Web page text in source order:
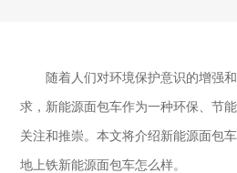
随着人们对环境保护意识的增强
求，新能源面包车作为一种环保、节
关注和推崇。本文将介绍新能源面包
地上铁新能源面包车怎么样。